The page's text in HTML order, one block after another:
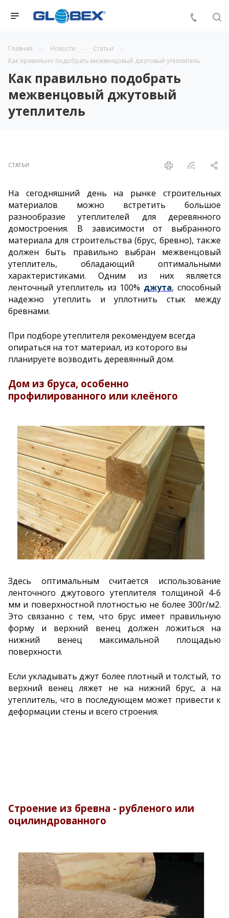
Главная Новости
Статьи
Как правильно подобрать межвенцовый джутовый утеплитель
Как правильно подобрать
межвенцовый джутовый
утеплитель
СТАТЬИ
На сегодняшний день на рынке строительных
материалов можно встретить большое
разнообразие утеплителей для деревянного
домостроения. В зависимости от выбранного
материала для строительства (брус, бревно), также
должен быть правильно выбран межвенцовый
утеплитель, обладающий оптимальными
характеристиками. Одним из них является
ленточный утеплитель из 100% джута, способный
надежно утеплить и уплотнить стык между
бревнами.
При подборе утеплителя рекомендуем всегда
опираться на тот материал, из которого вы
планируете возводить деревянный дом.
Дом из бруса, особенно
профилированного или клеёного
Здесь оптимальным считается использование
ленточного джутового утеплителя толщиной 4-6
мм и поверхностной плотностью не более 300г/м2.
Это связанно с тем, что брус имеет правильную
форму и верхний венец должен ложиться на
нижний венец максимальной площадью
поверхности.
Если укладывать джут более плотный и толстый, то
верхний венец ляжет не на нижний брус, а на
утеплитель, что в последующем может привести к
деформации стены и всего строения.
Строение из бревна - рубленого или
оцилиндрованного